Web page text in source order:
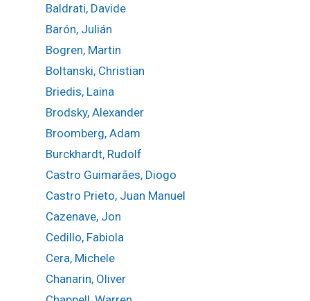
Baldrati, Davide
Barón, Julián
Bogren, Martin
Boltanski, Christian
Briedis, Laina
Brodsky, Alexander
Broomberg, Adam
Burckhardt, Rudolf
Castro Guimarães, Diogo
Castro Prieto, Juan Manuel
Cazenave, Jon
Cedillo, Fabiola
Cera, Michele
Chanarin, Oliver